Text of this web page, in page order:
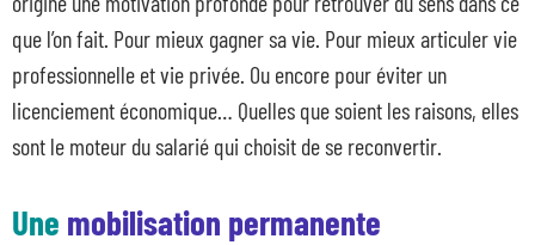
que l’on fait. Pour mieux gagner sa vie. Pour mieux articuler vie
professionnelle et vie privée. Ou encore pour éviter un
licenciement économique… Quelles que soient les raisons, elles
sont le moteur du salarié qui choisit de se reconvertir.
Une mobilisation permanente